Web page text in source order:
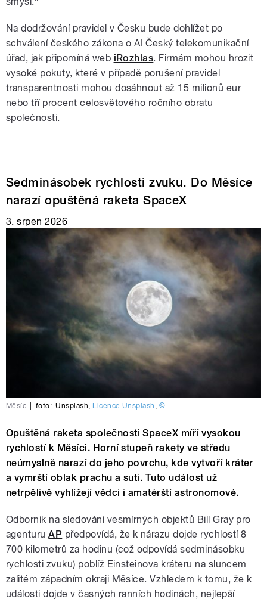
Na dodržování pravidel v Česku bude dohlížet po
schválení českého zákona o AI Český telekomunikační
úřad, jak připomíná web iRozhlas. Firmám mohou hrozit
vysoké pokuty, které v případě porušení pravidel
transparentnosti mohou dosáhnout až 15 milionů eur
nebo tří procent celosvětového ročního obratu
společnosti.
Sedminásobek rychlosti zvuku. Do Měsíce
narazí opuštěná raketa SpaceX
3. srpen 2026
Měsíc foto: Unsplash, Licence Unsplash , ©
Opuštěná raketa společnosti SpaceX míří vysokou
rychlostí k Měsíci. Horní stupeň rakety ve středu
neúmyslně narazí do jeho povrchu, kde vytvoří kráter
a vymrští oblak prachu a suti. Tuto událost už
netrpělivě vyhlížejí vědci i amatérští astronomové.
Odborník na sledování vesmírných objektů Bill Gray pro
agenturuAP předpovídá, že k nárazu dojde rychlostí 8
700 kilometrů za hodinu (což odpovídá sedminásobku
rychlosti zvuku) poblíž Einsteinova kráteru na sluncem
zalitém západním okraji Měsíce. Vzhledem k tomu, že k
události dojde v časných ranních hodinách, nejlepší